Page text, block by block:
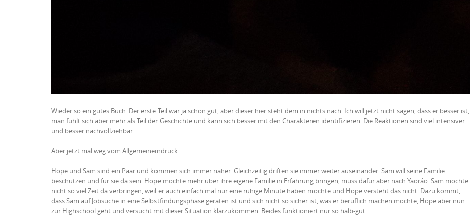
Wieder so ein gutes Buch. Der erste Teil war ja schon gut, aber dieser hier steht dem in nichts nach. Ich will jetzt nicht sagen, dass er besser ist,
man fühlt sich aber mehr als Teil der Geschichte und kann sich besser mit den Charakteren identifizieren. Die Reaktionen sind viel intensiver
und besser nachvollziehbar.
Aber jetzt mal weg vom Allgemeineindruck.
Hope und Sam sind ein Paar und kommen sich immer näher. Gleichzeitig driften sie immer weiter auseinander. Sam will seine Familie
beschützen und für sie da sein. Hope möchte mehr über ihre eigene Familie in Erfahrung bringen, muss dafür aber nach Yaoráo. Sam möchte
nicht so viel Zeit da verbringen, weil er auch einfach mal nur eine ruhige Minute haben möchte und Hope versteht das nicht. Dazu kommt,
dass Sam auf Jobsuche in eine Selbstfindungsphase geraten ist und sich nicht so sicher ist, was er beruflich machen möchte, Hope aber nun
zur Highschool geht und versucht mit dieser Situation klarzukommen. Beides funktioniert nur so halb-gut.